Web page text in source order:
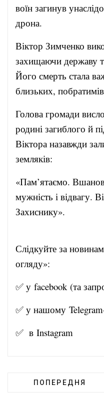
воїн загинув
дрона.
Віктор Зимченко
захищаючи державу
Його смерть стала
близьких,
Голова громади
родині загиблого й
Віктора назавжди
земляків:
«Пам’ятаємо.
мужність і відвагу.
Захиснику».
Слідкуйте за
✅ у facebook(та
✅ у нашому
✅ в Instagram
ПОПЕРЕДНЯ